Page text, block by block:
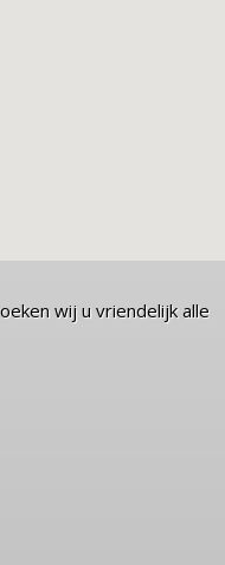
wij u vriendelijk alle